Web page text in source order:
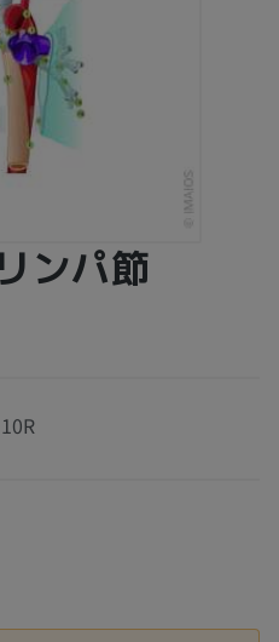
ンパ節